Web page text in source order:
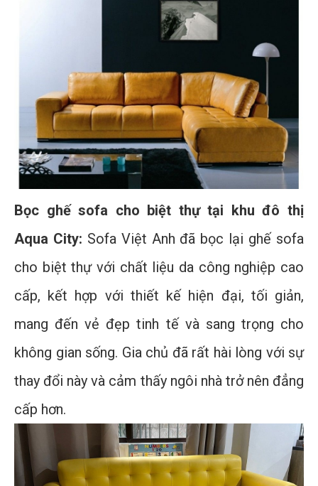
Bọc ghế sofa cho biệt thự tại khu đô thị
Aqua City: Sofa Việt Anh đã bọc lại ghế sofa
cho biệt thự với chất liệu da công nghiệp cao
cấp, kết hợp với thiết kế hiện đại, tối giản,
mang đến vẻ đẹp tinh tế và sang trọng cho
không gian sống. Gia chủ đã rất hài lòng với sự
thay đổi này và cảm thấy ngôi nhà trở nên đẳng
cấp hơn.